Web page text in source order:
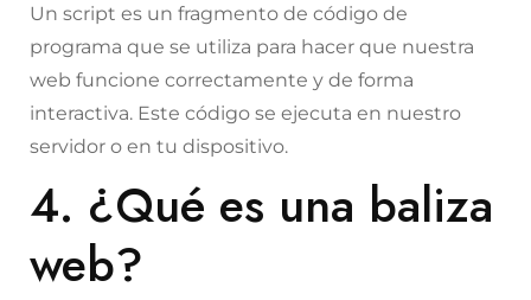
Un script es un fragmento de código de
programa que se utiliza para hacer que nuestra
web funcione correctamente y de forma
interactiva. Este código se ejecuta en nuestro
servidor o en tu dispositivo.
4. ¿Qué es una baliza
web?